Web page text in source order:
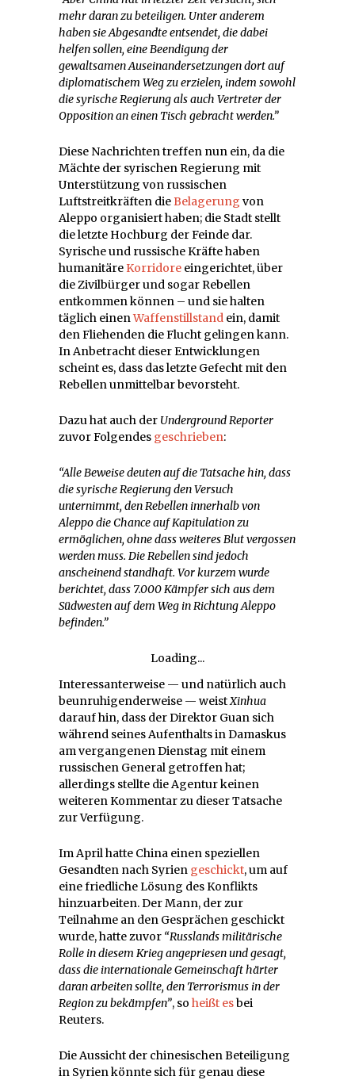
mehr daran zu beteiligen. Unter anderem
haben sie Abgesandte entsendet, die dabei
helfen sollen, eine Beendigung der
gewaltsamen Auseinandersetzungen dort auf
diplomatischem Weg zu erzielen, indem sowohl
die syrische Regierung als auch Vertreter der
Opposition an einen Tisch gebracht werden.”
Diese Nachrichten treffen nun ein, da die
Mächte der syrischen Regierung mit
Unterstützung von russischen
Luftstreitkräften dieBelagerung von
Aleppo organisiert haben; die Stadt stellt
die letzte Hochburg der Feinde dar.
Syrische und russische Kräfte haben
humanitäre Korridore eingerichtet, über
die Zivilbürger und sogar Rebellen
entkommen können – und sie halten
täglich einenWaffenstillstand ein, damit
den Fliehenden die Flucht gelingen kann.
In Anbetracht dieser Entwicklungen
scheint es, dass das letzte Gefecht mit den
Rebellen unmittelbar bevorsteht.
Dazu hat auch der Underground Reporter
zuvor Folgendes geschrieben:
“Alle Beweise deuten auf die Tatsache hin, dass
die syrische Regierung den Versuch
unternimmt, den Rebellen innerhalb von
Aleppo die Chance auf Kapitulation zu
ermöglichen, ohne dass weiteres Blut vergossen
werden muss. Die Rebellen sind jedoch
anscheinend standhaft. Vor kurzem wurde
berichtet, dass 7.000 Kämpfer sich aus dem
Südwesten auf dem Weg in Richtung Aleppo
befinden.”
Loading...
Interessanterweise — und natürlich auch
beunruhigenderweise — weistXinhua
darauf hin, dass der Direktor Guan sich
während seines Aufenthalts in Damaskus
am vergangenen Dienstag mit einem
russischen General getroffen hat;
allerdings stellte die Agentur keinen
weiteren Kommentar zu dieser Tatsache
zur Verfügung.
Im April hatte China einen speziellen
Gesandten nach Syrien geschickt, um auf
eine friedliche Lösung des Konflikts
hinzuarbeiten. Der Mann, der zur
Teilnahme an den Gesprächen geschickt
wurde, hatte zuvor “Russlands militärische
Rolle in diesem Krieg angepriesen und gesagt,
dass die internationale Gemeinschaft härter
daran arbeiten sollte, den Terrorismus in der
Region zu bekämpfen”, so heißt esbei
Reuters.
Die Aussicht der chinesischen Beteiligung
in Syrien könnte sich für genau diese